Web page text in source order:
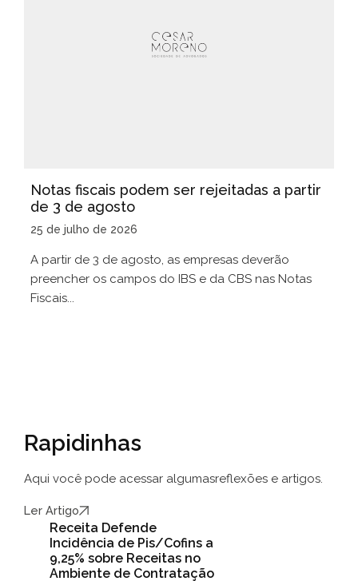
Notas fiscais podem ser rejeitadas a partir
de 3 de agosto
25 de julho de 2026
A partir de 3 de agosto, as empresas deverão
preencher os campos do IBS e da CBS nas Notas
Fiscais...
Rapidinhas
Aqui você pode acessar algumasreflexões e artigos.
Ler Artigo
Receita Defende
Incidência de Pis/Cofins a
9,25% sobre Receitas no
Ambiente de Contratação